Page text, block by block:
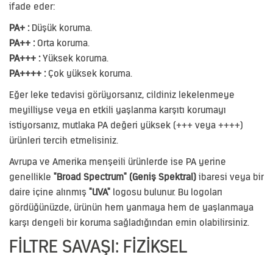
ifade eder:
PA+ :Düşük koruma.
PA++ :Orta koruma.
PA+++ :Yüksek koruma.
PA++++ :Çok yüksek koruma.
Eğer leke tedavisi görüyorsanız, cildiniz lekelenmeye
meyilliyse veya en etkili yaşlanma karşıtı korumayı
istiyorsanız, mutlaka PA değeri yüksek (+++ veya ++++)
ürünleri tercih etmelisiniz.
Avrupa ve Amerika menşeili ürünlerde ise PA yerine
genellikle "Broad Spectrum" (Geniş Spektral) ibaresi veya bir
daire içine alınmış "UVA" logosu bulunur. Bu logoları
gördüğünüzde, ürünün hem yanmaya hem de yaşlanmaya
karşı dengeli bir koruma sağladığından emin olabilirsiniz.
FILTRE SAVAŞI: FIZIKSEL